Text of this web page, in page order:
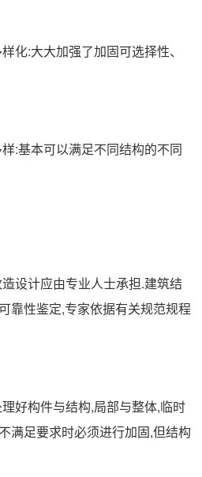
化:大大加强了加固可选择性、
:基本可以满足不同结构的不同
设计应由专业人士承担.建筑结
靠性鉴定,专家依据有关规范规程
好构件与结构,局部与整体,临时
满足要求时必须进行加固,但结构